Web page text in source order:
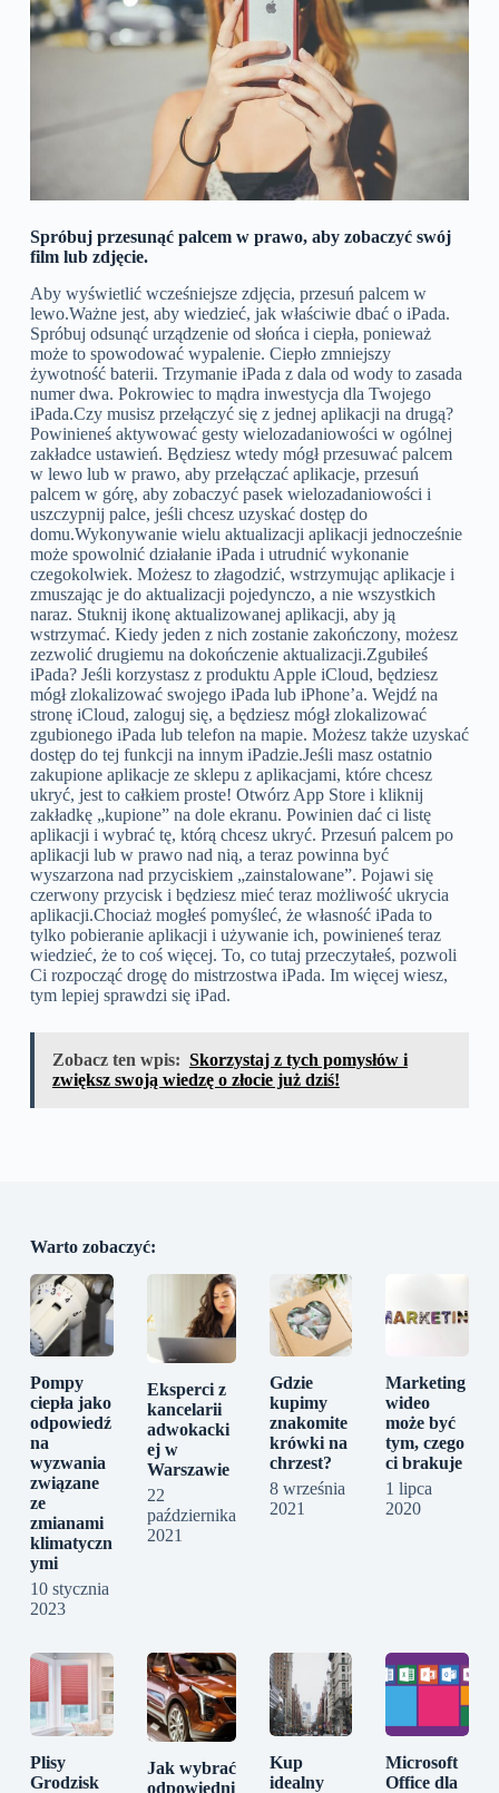
Spróbuj przesunąć palcem w prawo, aby zobaczyć swój
film lub zdjęcie.
Aby wyświetlić wcześniejsze zdjęcia, przesuń palcem w
lewo.Ważne jest, aby wiedzieć, jak właściwie dbać o iPada.
Spróbuj odsunąć urządzenie od słońca i ciepła, ponieważ
może to spowodować wypalenie. Ciepło zmniejszy
żywotność baterii. Trzymanie iPada z dala od wody to zasada
numer dwa. Pokrowiec to mądra inwestycja dla Twojego
iPada.Czy musisz przełączyć się z jednej aplikacji na drugą?
Powinieneś aktywować gesty wielozadaniowości w ogólnej
zakładce ustawień. Będziesz wtedy mógł przesuwać palcem
w lewo lub w prawo, aby przełączać aplikacje, przesuń
palcem w górę, aby zobaczyć pasek wielozadaniowości i
uszczypnij palce, jeśli chcesz uzyskać dostęp do
domu.Wykonywanie wielu aktualizacji aplikacji jednocześnie
może spowolnić działanie iPada i utrudnić wykonanie
czegokolwiek. Możesz to złagodzić, wstrzymując aplikacje i
zmuszając je do aktualizacji pojedynczo, a nie wszystkich
naraz. Stuknij ikonę aktualizowanej aplikacji, aby ją
wstrzymać. Kiedy jeden z nich zostanie zakończony, możesz
zezwolić drugiemu na dokończenie aktualizacji.Zgubiłeś
iPada? Jeśli korzystasz z produktu Apple iCloud, będziesz
mógł zlokalizować swojego iPada lub iPhone’a. Wejdź na
stronę iCloud, zaloguj się, a będziesz mógł zlokalizować
zgubionego iPada lub telefon na mapie. Możesz także uzyskać
dostęp do tej funkcji na innym iPadzie.Jeśli masz ostatnio
zakupione aplikacje ze sklepu z aplikacjami, które chcesz
ukryć, jest to całkiem proste! Otwórz App Store i kliknij
zakładkę „kupione” na dole ekranu. Powinien dać ci listę
aplikacji i wybrać tę, którą chcesz ukryć. Przesuń palcem po
aplikacji lub w prawo nad nią, a teraz powinna być
wyszarzona nad przyciskiem „zainstalowane”. Pojawi się
czerwony przycisk i będziesz mieć teraz możliwość ukrycia
aplikacji.Chociaż mogłeś pomyśleć, że własność iPada to
tylko pobieranie aplikacji i używanie ich, powinieneś teraz
wiedzieć, że to coś więcej. To, co tutaj przeczytałeś, pozwoli
Ci rozpocząć drogę do mistrzostwa iPada. Im więcej wiesz,
tym lepiej sprawdzi się iPad.
Zobacz ten wpis: Skorzystaj z tych pomysłów i
zwiększ swoją wiedzę o złocie już dziś!
Warto zobaczyć:
Pompy
ciepła jako
odpowiedź
na
wyzwania
związane
ze
zmianami
klimatyczn
ymi
10 stycznia
2023
Eksperci z
kancelarii
adwokacki
ej w
Warszawie
22
października
2021
Gdzie
kupimy
znakomite
krówki na
chrzest?
8 września
2021
Marketing
wideo
może być
tym, czego
ci brakuje
1 lipca
2020
Plisy
Grodzisk
Jak wybrać
odpowiedni
Kup
idealny
Microsoft
Office dla